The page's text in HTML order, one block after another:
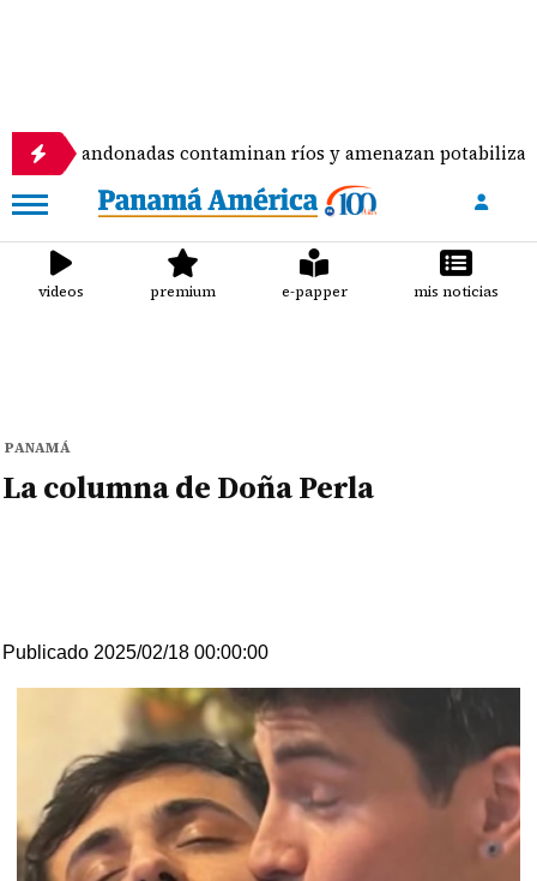
abandonadas contaminan ríos y amenazan
videos premium e-papper mis noticias
PANAMÁ
La columna de Doña Perla
Publicado 2025/02/18 00:00:00